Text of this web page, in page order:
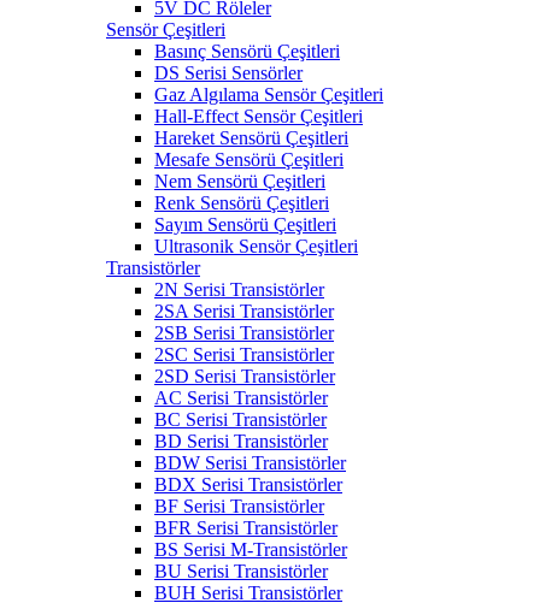
5V DC Röleler
Sensör Çeşitleri
Basınç Sensörü Çeşitleri
DS Serisi Sensörler
Gaz Algılama Sensör Çeşitleri
Hall-Effect Sensör Çeşitleri
Hareket Sensörü Çeşitleri
Mesafe Sensörü Çeşitleri
Nem Sensörü Çeşitleri
Renk Sensörü Çeşitleri
Sayım Sensörü Çeşitleri
Ultrasonik Sensör Çeşitleri
Transistörler
2N Serisi Transistörler
2SA Serisi Transistörler
2SB Serisi Transistörler
2SC Serisi Transistörler
2SD Serisi Transistörler
AC Serisi Transistörler
BC Serisi Transistörler
BD Serisi Transistörler
BDW Serisi Transistörler
BDX Serisi Transistörler
BF Serisi Transistörler
BFR Serisi Transistörler
BS Serisi M-Transistörler
BU Serisi Transistörler
BUH Serisi Transistörler